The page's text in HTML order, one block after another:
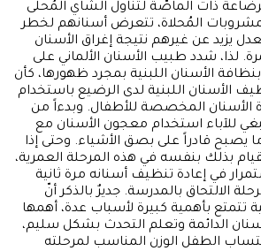
ذات الماصّة لتناول الشاي المُحلى
المُحلاة، تتعرض أسنانهم لخطر
يزيد عن غيرهم نتيجة إغراق الأسنان
لذا، شدد طبيب الأسنان الألماني على
بنظافة الأسنان اللبنية بمجرد ظهورها، كأن
الأسنان اللبنية لدى الرضيع باستخدام
الأسنان المخصصة للأطفال. وبدءاً من
للآباء استخدام معجون الأسنان مع
قادراً على بصق الأشياء. وحتى إذا
بذلك بنفسه في هذه المرحلة العمرية،
في إعادة تنظيف أسنانه مرة ثانية
الالتحاق بالمدرسة. جديرٌ بالذكر أنّ
تتمتع بأهمية كبيرة لأسباب عدة، أهمها
الدائمة وتعلم التحدث بشكل سليم،
الطفل الوزن المناسب لمرحلته